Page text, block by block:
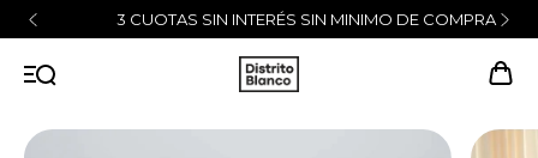
3 CUOTAS SIN INTERÉS SIN MINIMO DE COMPRA